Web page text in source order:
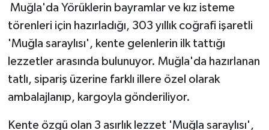
Muğla'da Yörüklerin bayramlar ve kız isteme
törenleri için hazırladığı, 303 yıllık coğrafi işaretli
'Muğla saraylısı', kente gelenlerin ilk tattığı
lezzetler arasında bulunuyor. Muğla'da hazırlanan
tatlı, sipariş üzerine farklı illere özel olarak
ambalajlanıp, kargoyla gönderiliyor.
Kente özgü olan 3 asırlık lezzet 'Muğla saraylısı',